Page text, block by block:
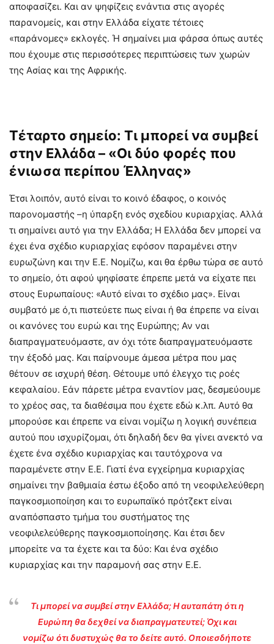
αποφασίζει. Και αν ψηφίζεις ενάντια στις αγορές
παρανομείς, και στην Ελλάδα είχατε τέτοιες
«παράνομες» εκλογές. Ή σημαίνει μια φάρσα όπως αυτές
που έχουμε στις περισσότερες περιπτώσεις των χωρών
της Ασίας και της Αφρικής.
Τέταρτο σημείο: Τι μπορεί να συμβεί
στην Ελλάδα – «Οι δύο φορές που
ένιωσα περίπου Έλληνας»
Έτσι λοιπόν, αυτό είναι το κοινό έδαφος, ο κοινός
παρονομαστής –η ύπαρξη ενός σχεδίου κυριαρχίας. Αλλά
τι σημαίνει αυτό για την Ελλάδα; Η Ελλάδα δεν μπορεί να
έχει ένα σχέδιο κυριαρχίας εφόσον παραμένει στην
ευρωζώνη και την Ε.Ε. Νομίζω, και θα έρθω τώρα σε αυτό
το σημείο, ότι αφού ψηφίσατε έπρεπε μετά να είχατε πει
στους Ευρωπαίους: «Αυτό είναι το σχέδιο μας». Είναι
συμβατό με ό,τι πιστεύετε πως είναι ή θα έπρεπε να είναι
οι κανόνες του ευρώ και της Ευρώπης; Αν ναι
διαπραγματευόμαστε, αν όχι τότε διαπραγματευόμαστε
την έξοδό μας. Και παίρνουμε άμεσα μέτρα που μας
θέτουν σε ισχυρή θέση. Θέτουμε υπό έλεγχο τις ροές
κεφαλαίου. Εάν πάρετε μέτρα εναντίον μας, δεσμεύουμε
το χρέος σας, τα διαθέσιμα που έχετε εδώ κ.λπ. Αυτό θα
μπορούσε και έπρεπε να είναι νομίζω η λογική συνέπεια
αυτού που ισχυρίζομαι, ότι δηλαδή δεν θα γίνει ανεκτό να
έχετε ένα σχέδιο κυριαρχίας και ταυτόχρονα να
παραμένετε στην Ε.Ε. Γιατί ένα εγχείρημα κυριαρχίας
σημαίνει την βαθμιαία έστω έξοδο από τη νεοφιλελεύθερη
παγκοσμιοποίηση και το ευρωπαϊκό πρότζεκτ είναι
αναπόσπαστο τμήμα του συστήματος της
νεοφιλελεύθερης παγκοσμιοποίησης. Και έτσι δεν
μπορείτε να τα έχετε και τα δύο: Και ένα σχέδιο
κυριαρχίας και την παραμονή σας στην Ε.Ε.
Τι μπορεί να συμβεί στην Ελλάδα; Η αυταπάτη ότι η
Ευρώπη θα δεχθεί να διαπραγματευτεί; Όχι και
νομίζω ότι δυστυχώς θα το δείτε αυτό. Οποιεσδήποτε